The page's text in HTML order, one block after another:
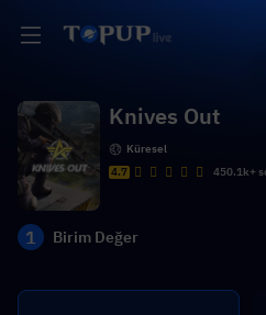
Knives Out
Küresel
4.7
450.1k+
1 Birim Değer